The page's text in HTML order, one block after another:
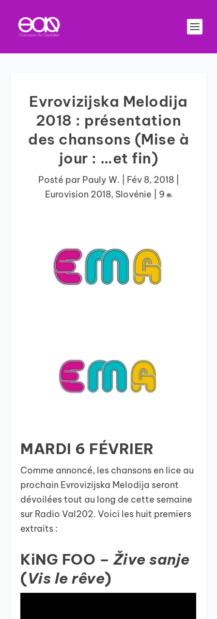
Evrovizijska Melodija
2018 : présentation
des chansons (Mise à
jour : …et fin)
Posté par Pauly W. Fév 8, 2018|
Eurovision 2018, Slovénie 9
MARDI 6 FÉVRIER
Comme annoncé, les chansons en lice au
prochain Evrovizijska Melodija seront
dévoilées tout au long de cette semaine
sur Radio Val202. Voici les huit premiers
extraits :
KiNG FOO – Žive sanje
(Vis le rêve)